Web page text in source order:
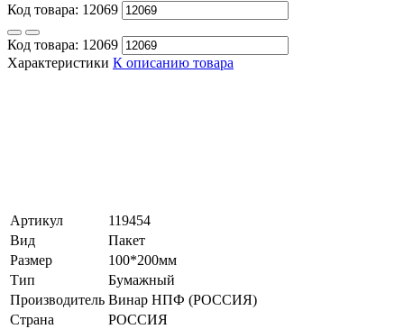
Код товара: 12069
Код товара: 12069
Характеристики К описанию товара
Артикул
119454
Вид
Пакет
Размер
100*200мм
Тип
Бумажный
Производитель Винар НПФ (РОССИЯ)
Страна
РОССИЯ